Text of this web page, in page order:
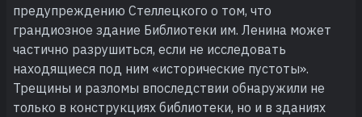
предупреждению Стеллецкого о том, что
грандиозное здание Библиотеки им. Ленина может
частично разрушиться, если не исследовать
находящиеся под ним «исторические пустоты».
Трещины и разломы впоследствии обнаружили не
только в конструкциях библиотеки, но и в зданиях